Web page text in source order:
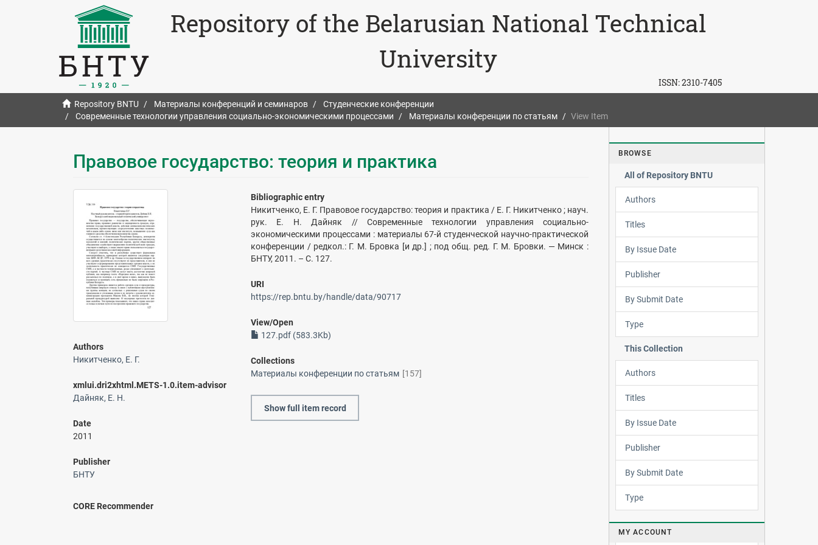
Repository of the Belarusian National Technical
University
ISSN:2310-7405
Repository BNTU Материалы конференций и семинаров
Студенческие конференции
Современные технологии управления социально-экономическими процессами
Материалы конференции по статьям View Item
Правовое государство: теория и практика
Authors
Никитченко, Е. Г.
xmlui.dri2xhtml.METS-1.0.item-advisor
Дайняк, Е. Н.
Date
2011
Publisher
БНТУ
Bibliographic entry
Никитченко, Е. Г. Правовое государство: теория и практика / Е. Г. Никитченко ; науч.
рук. Е. Н. Дайняк // Современные технологии управления социально-
экономическими процессами : материалы 67-й студенческой научно-практической
конференции / редкол.: Г. М. Бровка [и др.] ; под общ. ред. Г. М. Бровки. — Минск :
БНТУ, 2011. – С. 127.
URI
https://rep.bntu.by/handle/data/90717
View/Open
127.pdf (583.3Kb)
Collections
Материалы конференции по статьям [157]
Show full item record
CORE Recommender
BROWSE
All of Repository BNTU
Authors
Titles
By Issue Date
Publisher
By Submit Date
Type
This Collection
Authors
Titles
By Issue Date
Publisher
By Submit Date
Type
MY ACCOUNT